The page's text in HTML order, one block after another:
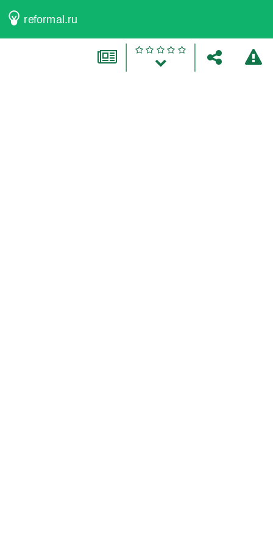
reformal.ru